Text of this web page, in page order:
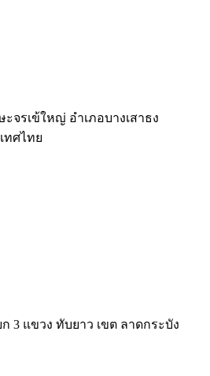
ะจรเข้ใหญ่ อำเภอบางเสาธง
ทศไทย
3 แขวง ทับยาว เขต ลาดกระบัง